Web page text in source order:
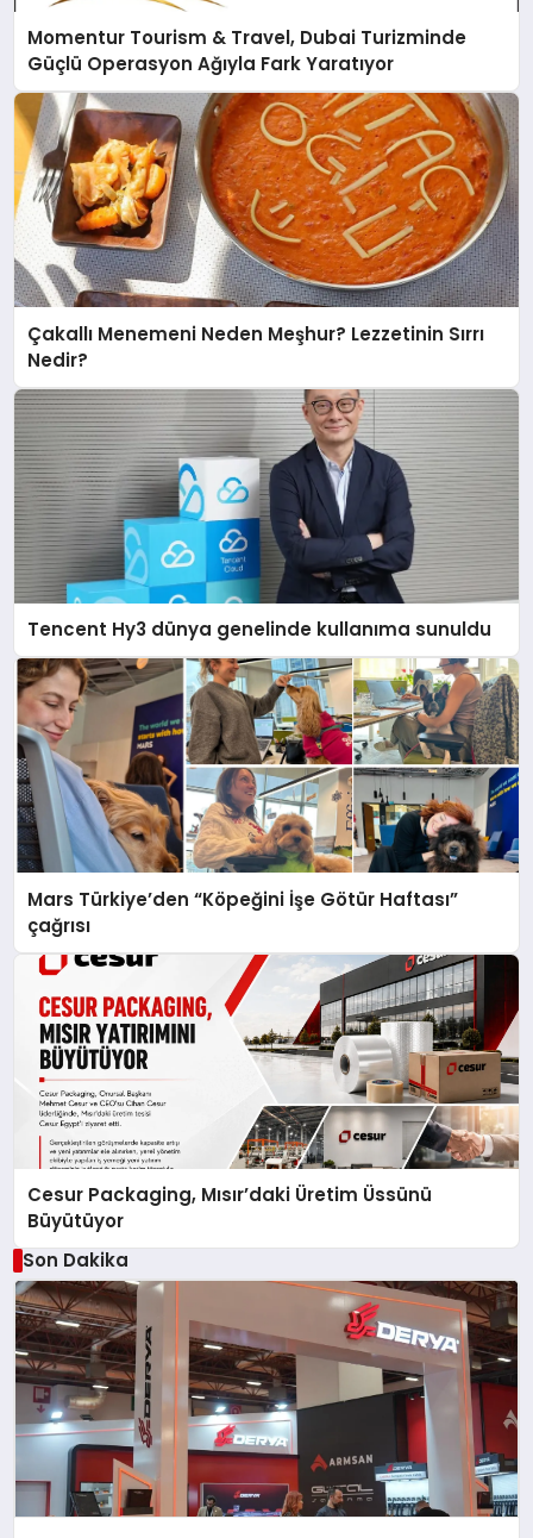
Momentur Tourism & Travel, Dubai Turizminde
Güçlü Operasyon Ağıyla Fark Yaratıyor
Çakallı Menemeni Neden Meşhur? Lezzetinin Sırrı
Nedir?
Tencent Hy3 dünya genelinde kullanıma sunuldu
Mars Türkiye’den “Köpeğini İşe Götür Haftası”
çağrısı
Cesur Packaging, Mısır’daki Üretim Üssünü
Büyütüyor
Son Dakika